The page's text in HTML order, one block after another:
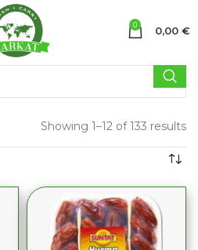
0 0,00 €
Showing 1–12 of 133 results